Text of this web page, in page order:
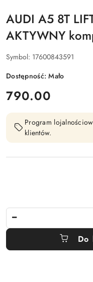
AUDI A5 8T
AKTYWNY
Symbol: 17600843591
Dostępność:Mało
cena:
790.00
Program
klientów.
Do